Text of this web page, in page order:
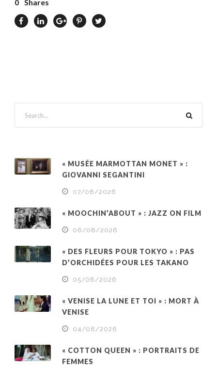
0 Shares
« MUSÉE MARMOTTAN MONET » :
GIOVANNI SEGANTINI
07/08/2026
« MOOCHIN’ABOUT » : JAZZ ON FILM
06/08/2026
« DES FLEURS POUR TOKYO » : PAS
D’ORCHIDÉES POUR LES TAKANO
05/08/2026
« VENISE LA LUNE ET TOI » : MORT À
VENISE
04/08/2026
« COTTON QUEEN » : PORTRAITS DE
FEMMES